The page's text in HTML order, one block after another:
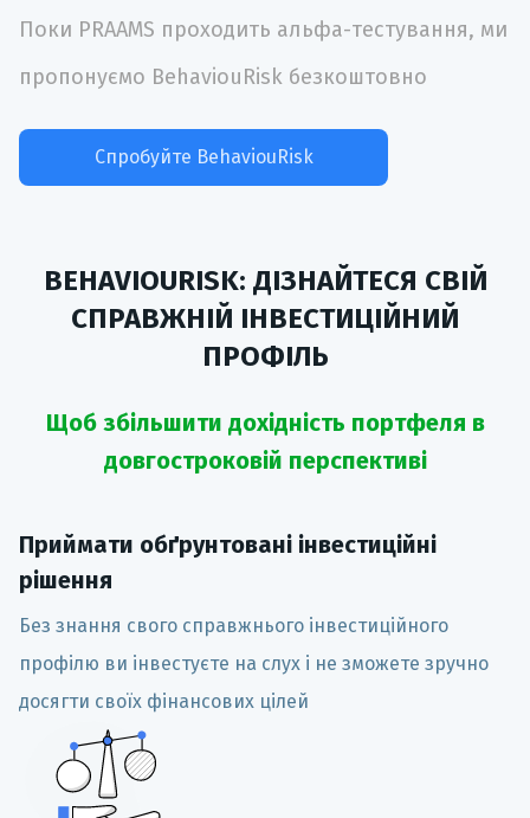
Поки PRAAMS проходить альфа-тестування, ми
пропонуємо BehaviouRisk безкоштовно
Спробуйте BehaviouRisk
BEHAVIOURISK: ДІЗНАЙТЕСЯ СВІЙ
СПРАВЖНІЙ ІНВЕСТИЦІЙНИЙ
ПРОФІЛЬ
Щоб збільшити дохідність портфеля в
довгостроковій перспективі
Приймати обґрунтовані інвестиційні
рішення
Без знання свого справжнього інвестиційного
профілю ви інвестуєте на слух і не зможете зручно
досягти своїх фінансових цілей